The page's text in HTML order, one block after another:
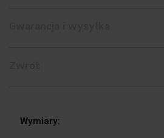
Wymiary: